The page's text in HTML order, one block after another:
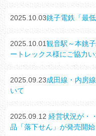
2025.10.03銚子電鉄「最
2025.10.01観音駅～本銚
ートレックス様にご協力い
2025.09.23成田線・内房
いて
2025.09.12 経営状況が・
品「落下せん」が発売開始